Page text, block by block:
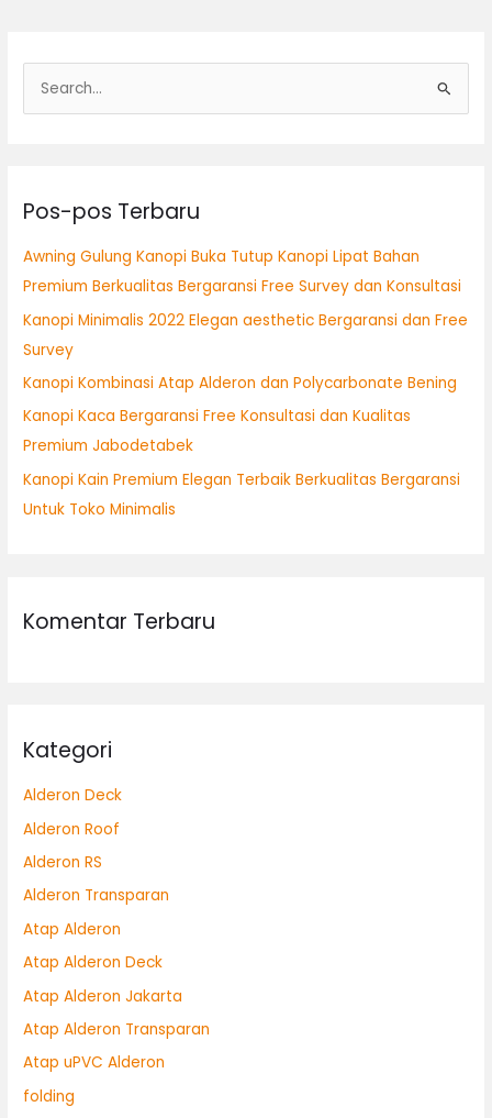
a
u
k
:
Pos-pos Terbaru
Awning Gulung Kanopi Buka Tutup Kanopi Lipat Bahan
Premium Berkualitas Bergaransi Free Survey dan Konsultasi
Kanopi Minimalis 2022 Elegan aesthetic Bergaransi dan Free
Survey
Kanopi Kombinasi Atap Alderon dan Polycarbonate Bening
Kanopi Kaca Bergaransi Free Konsultasi dan Kualitas
Premium Jabodetabek
Kanopi Kain Premium Elegan Terbaik Berkualitas Bergaransi
Untuk Toko Minimalis
Komentar Terbaru
Kategori
Alderon Deck
Alderon Roof
Alderon RS
Alderon Transparan
Atap Alderon
Atap Alderon Deck
Atap Alderon Jakarta
Atap Alderon Transparan
Atap uPVC Alderon
folding